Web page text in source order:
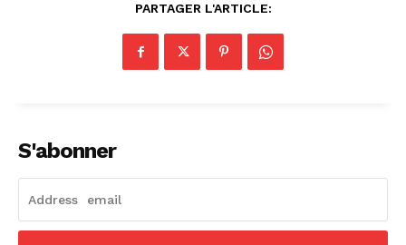
PARTAGER L'ARTICLE:
S'abonner